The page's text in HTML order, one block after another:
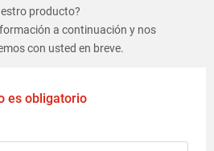
producto?
a continuación y nos
con usted en breve.
es obligatorio